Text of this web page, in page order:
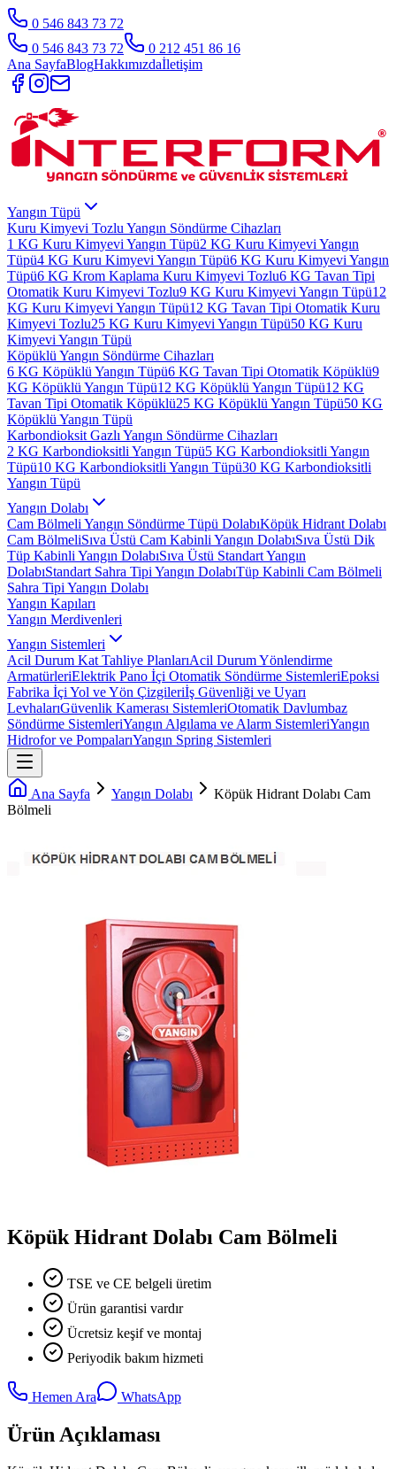
0 546 843 73 72
0 546 843 73 72
0 212 451 86 16
Ana SayfaBlogHakkımızdaİletişim
Yangın Tüpü
Kuru Kimyevi Tozlu Yangın Söndürme Cihazları
1 KG Kuru Kimyevi Yangın Tüpü2 KG Kuru Kimyevi Yangın
Tüpü4 KG Kuru Kimyevi Yangın Tüpü6 KG Kuru Kimyevi Yangın
Tüpü6 KG Krom Kaplama Kuru Kimyevi Tozlu6 KG Tavan Tipi
Otomatik Kuru Kimyevi Tozlu9 KG Kuru Kimyevi Yangın Tüpü12
KG Kuru Kimyevi Yangın Tüpü12 KG Tavan Tipi Otomatik Kuru
Kimyevi Tozlu25 KG Kuru Kimyevi Yangın Tüpü50 KG Kuru
Kimyevi Yangın Tüpü
Köpüklü Yangın Söndürme Cihazları
6 KG Köpüklü Yangın Tüpü6 KG Tavan Tipi Otomatik Köpüklü9
KG Köpüklü Yangın Tüpü12 KG Köpüklü Yangın Tüpü12 KG
Tavan Tipi Otomatik Köpüklü25 KG Köpüklü Yangın Tüpü50 KG
Köpüklü Yangın Tüpü
Karbondioksit Gazlı Yangın Söndürme Cihazları
2 KG Karbondioksitli Yangın Tüpü5 KG Karbondioksitli Yangın
Tüpü10 KG Karbondioksitli Yangın Tüpü30 KG Karbondioksitli
Yangın Tüpü
Yangın Dolabı
Cam Bölmeli Yangın Söndürme Tüpü DolabıKöpük Hidrant Dolabı
Cam BölmeliSıva Üstü Cam Kabinli Yangın DolabıSıva Üstü Dik
Tüp Kabinli Yangın DolabıSıva Üstü Standart Yangın
DolabıStandart Sahra Tipi Yangın DolabıTüp Kabinli Cam Bölmeli
Sahra Tipi Yangın Dolabı
Yangın Kapıları
Yangın Merdivenleri
Yangın Sistemleri
Acil Durum Kat Tahliye PlanlarıAcil Durum Yönlendirme
ArmatürleriElektrik Pano İçi Otomatik Söndürme SistemleriEpoksi
Fabrika İçi Yol ve Yön Çizgileriİş Güvenliği ve Uyarı
LevhalarıGüvenlik Kamerası SistemleriOtomatik Davlumbaz
Söndürme SistemleriYangın Algılama ve Alarm SistemleriYangın
Hidrofor ve PompalarıYangın Spring Sistemleri
Ana Sayfa Yangın Dolabı
Köpük Hidrant Dolabı Cam
Bölmeli
Köpük Hidrant Dolabı Cam Bölmeli
TSE ve CE belgeli üretim
Ürün garantisi vardır
Ücretsiz keşif ve montaj
Periyodik bakım hizmeti
Hemen Ara WhatsApp
Ürün Açıklaması